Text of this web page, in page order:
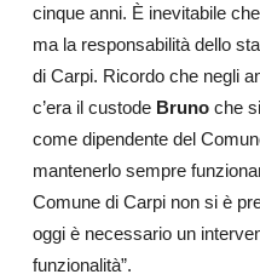
cinque anni. È inevitabile
ma la responsabilità dello
di Carpi. Ricordo che negli
c’era il custode Brunoche si
come dipendente del
mantenerlo sempre
Comune di Carpi non si è
oggi è necessario un
funzionalità”.